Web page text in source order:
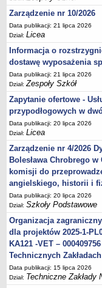
Zarządzenie nr 10/2026
Data publikacji: 21 lipca 2026
Dział:Licea
Informacja o
dostawę wyposażenia
Data publikacji: 21 lipca 2026
Dział:Zespoły Szkół
Zapytanie ofertowe -
przypodłogowych w
Data publikacji: 20 lipca 2026
Dział:Licea
Zarządzenie nr 4/2026
Bolesława Chrobrego
komisji do
angielskiego, historii i
Data publikacji: 20 lipca 2026
Dział:Szkoły Podstawowe
Organizacja
dla projektów 2025-1-
KA121 -VET –
Technicznych
Data publikacji: 15 lipca 2026
Dział: Techniczne Zakłady